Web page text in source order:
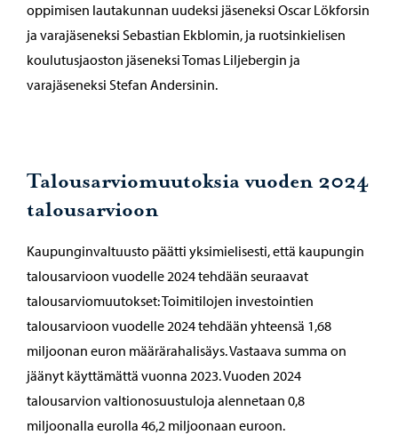
oppimisen lautakunnan uudeksi jäseneksi Oscar Lökforsin
ja varajäseneksi Sebastian Ekblomin, ja ruotsinkielisen
koulutusjaoston jäseneksi Tomas Liljebergin ja
varajäseneksi Stefan Andersinin.
Talousarviomuutoksia vuoden 2024
talousarvioon
Kaupunginvaltuusto päätti yksimielisesti, että kaupungin
talousarvioon vuodelle 2024 tehdään seuraavat
talousarviomuutokset: Toimitilojen investointien
talousarvioon vuodelle 2024 tehdään yhteensä 1,68
miljoonan euron määrärahalisäys. Vastaava summa on
jäänyt käyttämättä vuonna 2023. Vuoden 2024
talousarvion valtionosuustuloja alennetaan 0,8
miljoonalla eurolla 46,2 miljoonaan euroon.